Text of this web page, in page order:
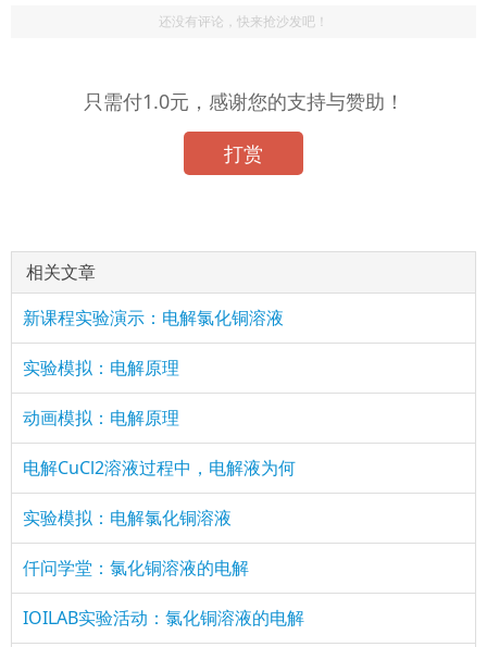
还没有评论，快来抢沙发吧！
只需付1.0元，感谢您的支持与赞助！
打赏
相关文章
新课程实验演示：电解氯化铜溶液
实验模拟：电解原理
动画模拟：电解原理
电解CuCl2溶液过程中，电解液为何
实验模拟：电解氯化铜溶液
仟问学堂：氯化铜溶液的电解
IOILAB实验活动：氯化铜溶液的电解